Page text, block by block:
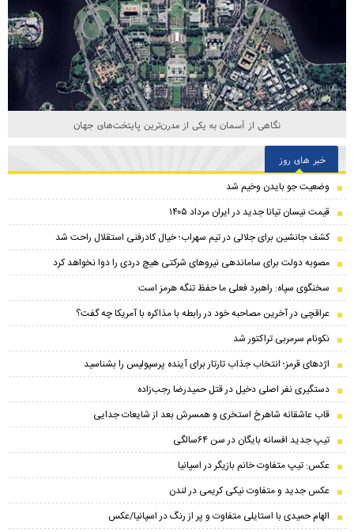
نگاهی از آسمان به یکی از مدرن‌ترین پایتخت‌های جهان
خبر های روز
وضعیت جو بایدن وخیم شد
قیمت نیسان تیانا جدید در ایران مرداد ۱۴۰۵
کشف جانشین برای جلالی در تیم سهراب؛ خیال کادرفنی استقلال راحت شد
مصوبه دولت برای ساماندهی نیروهای شرکتی هیچ دردی را دوا نخواهد کرد
سخنگوی سپاه: راهبرد فعلی ما حفظ تنگه هرمز است
عراقچی در آخرین مصاحبه خود در رابطه با مذاکره با آمریکا چه گفت؟
نکونام سرمربی تراکتور شد
اژدهای قرمز؛ انتخاب جذاب تارتار برای آینده پرسپولیس را بشناسید
دستگیری نفر اصلی دخیل در قتل حمیدرضا رجب‌زاده
قاب عاشقانه شاهرخ استخری و همسرش بعد از شایعات جدایی
تیپ جدید افسانه بایگان در سن ۶۴سالگی
عکس: تیپ متفاوت خانم بازیگر در اسپانیا
عکس جدید و متفاوت نیکی کریمی در لندن
الهام حمیدی با استایلی متفاوت و پر از رنگ در اسپانیا/عکس